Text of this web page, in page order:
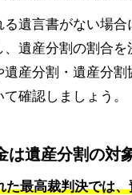
遺言書がない場合
遺産分割の割合を
産分割・遺産分割
確認しましょう。
は遺産分割の対
た最高裁判決では